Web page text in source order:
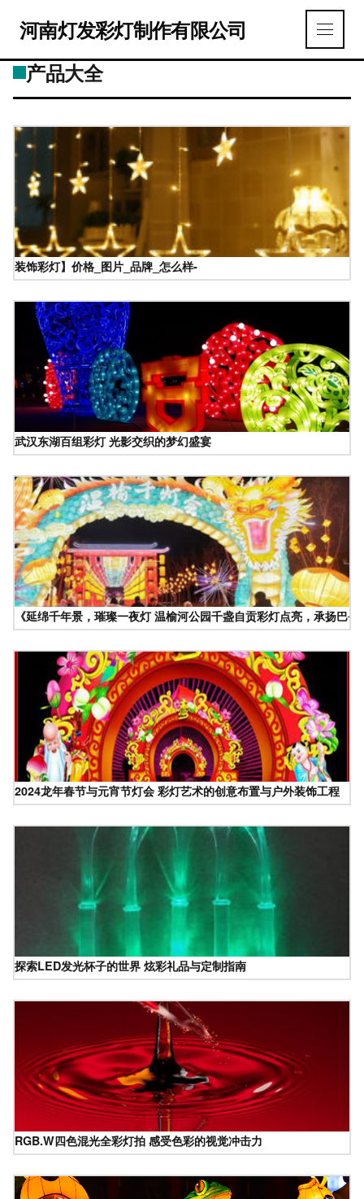
河南灯发彩灯制作有限公司
产品大全
装饰彩灯】价格_图片_品牌_怎么样-
武汉东湖百组彩灯 光影交织的梦幻盛宴
《延绵千年景，璀璨一夜灯 温榆河公园千盏自贡彩灯点亮，承扬巴
2024龙年春节与元宵节灯会 彩灯艺术的创意布置与户外装饰工程
探索LED发光杯子的世界 炫彩礼品与定制指南
RGB.W四色混光全彩灯拍 感受色彩的视觉冲击力